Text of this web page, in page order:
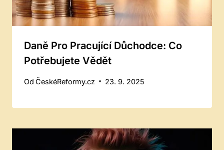
Daně Pro Pracující Důchodce: Co
Potřebujete Vědět
Od ČeskéReformy.cz 23. 9. 2025